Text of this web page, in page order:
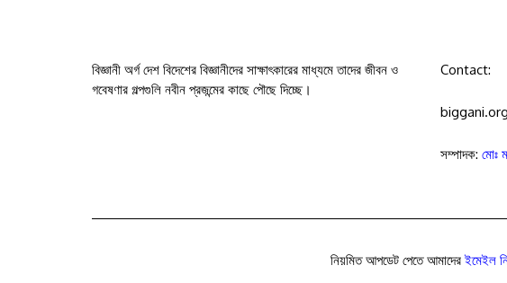
বিজ্ঞানী অর্গ দেশ বিদেশের বিজ্ঞানীদের সাক্ষাৎকারের মাধ্যমে তাদের জীবন ও
গবেষণার গল্পগুলি নবীন প্রজন্মের কাছে পৌছে দিচ্ছে।
Contact:
সম্পাদক: মোঃ
নিয়মিত আপডেট পেতে আমাদেরইমেইল